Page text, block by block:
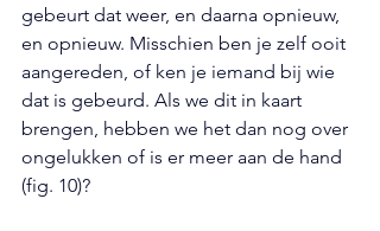
gebeurt dat weer, en daarna opnieuw,
en opnieuw. Misschien ben je zelf ooit
aangereden, of ken je iemand bij wie
dat is gebeurd. Als we dit in kaart
brengen, hebben we het dan nog over
ongelukken of is er meer aan de hand
(fig. 10)?